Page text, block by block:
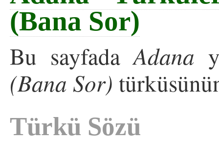
(Bana Sor)
Bu sayfadaAdana
(Bana Sor)
Türkü Sözü